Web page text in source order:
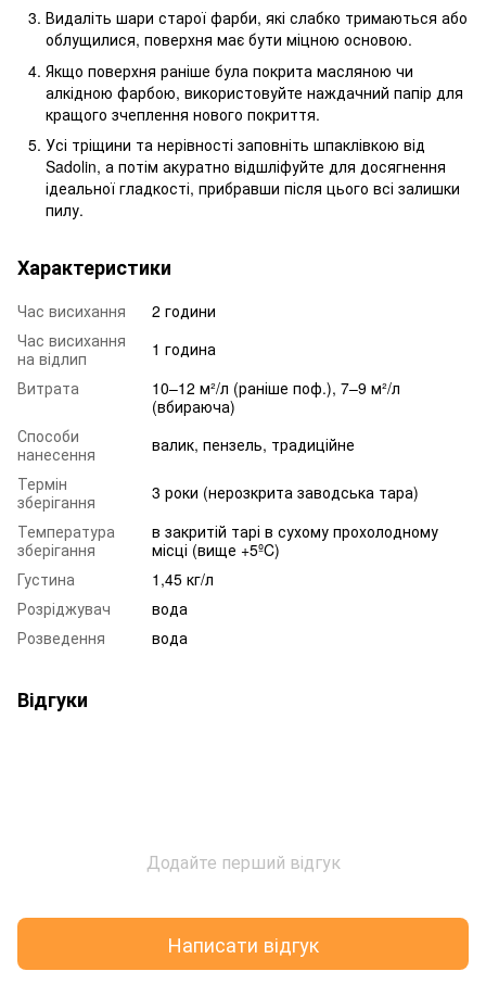
Видаліть шари старої фарби, які слабко тримаються або
облущилися, поверхня має бути міцною основою.
Якщо поверхня раніше була покрита масляною чи
алкідною фарбою, використовуйте наждачний папір для
кращого зчеплення нового покриття.
Усі тріщини та нерівності заповніть шпаклівкою від
Sadolin, а потім акуратно відшліфуйте для досягнення
ідеальної гладкості, прибравши після цього всі залишки
пилу.
Характеристики
Час висихання
2 години
Час висихання
на відлип
1 година
Витрата
10–12 м²/л (раніше поф.), 7–9 м²/л
(вбираюча)
Способи
нанесення
валик, пензель, традиційне
Термін
зберігання
3 роки (нерозкрита заводська тара)
Температура
зберігання
в закритій тарі в сухому прохолодному
місці (вище +5ºC)
Густина
1,45 кг/л
Розріджувач
вода
Розведення
вода
Відгуки
Додайте перший відгук
Написати відгук